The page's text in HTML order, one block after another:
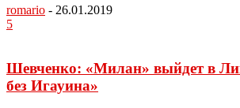
romario - 26.01.2019
5
Шевченко: «Милан» выйдет в
без Игауина»